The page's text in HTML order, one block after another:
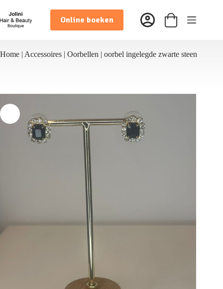
naar
de
inhoud
Online boeken Winkelwagen
Home | Accessoires | Oorbellen | oorbel ingelegde zwarte steen